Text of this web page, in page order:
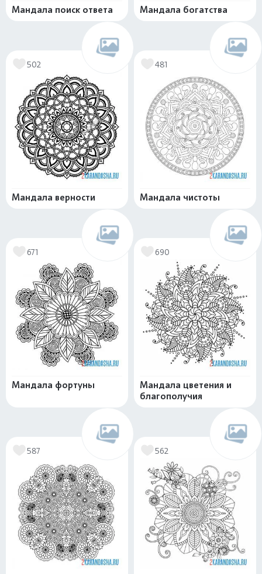
Мандала поиск ответа Мандала богатства
502
Мандала верности
481
Мандала чистоты
671
Мандала фортуны
690
Мандала цветения и
благополучия
587 562